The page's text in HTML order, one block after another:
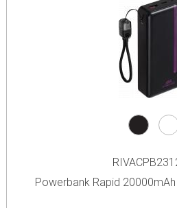
Powerbank Rapid